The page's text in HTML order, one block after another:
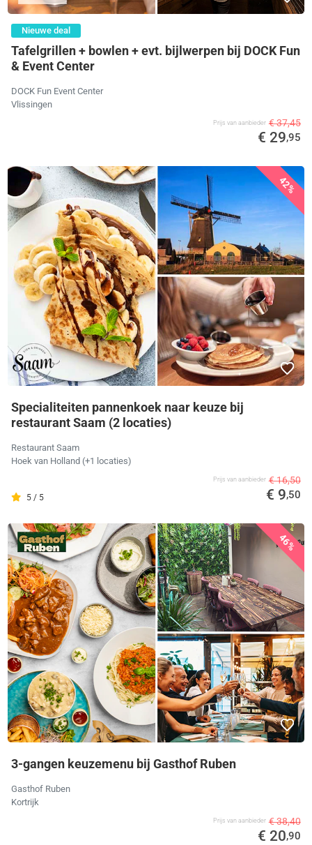
Nieuwe deal
Tafelgrillen + bowlen + evt. bijlwerpen bij DOCK Fun
& Event Center
DOCK Fun Event Center
Vlissingen
Prijs van aanbieder € 37,45
€ 29,95
42%
Specialiteiten pannenkoek naar keuze bij
restaurant Saam (2 locaties)
Restaurant Saam
Hoek van Holland (+1 locaties)
5 / 5
Prijs van aanbieder € 16,50
€ 9,50
46%
3-gangen keuzemenu bij Gasthof Ruben
Gasthof Ruben
Kortrijk
Prijs van aanbieder € 38,40
€ 20,90